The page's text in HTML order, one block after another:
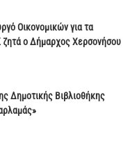
Οικονομικών για τα
ζητά ο Δήμαρχος Χερσονήσου
Δημοτικής Βιβλιοθήκης